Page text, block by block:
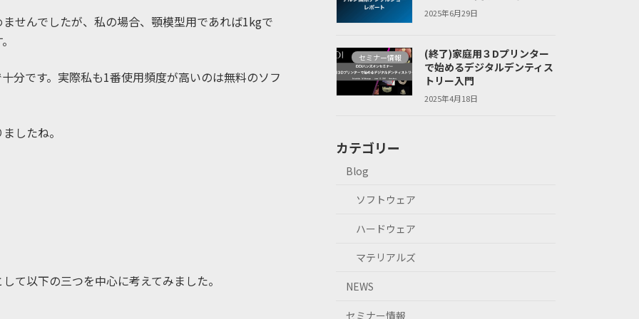
せんでしたが、私の場合、顎模型用であれば1kgで
分です。実際私も1番使用頻度が高いのは無料のソフ
したね。
て以下の三つを中心に考えてみました。
2025年6月29日
セミナー情報
(終了)家庭用３Dプリンター
で始めるデジタルデンティス
トリー入門
2025年4月18日
カテゴリー
Blog
ソフトウェア
ハードウェア
マテリアルズ
NEWS
セミナー情報